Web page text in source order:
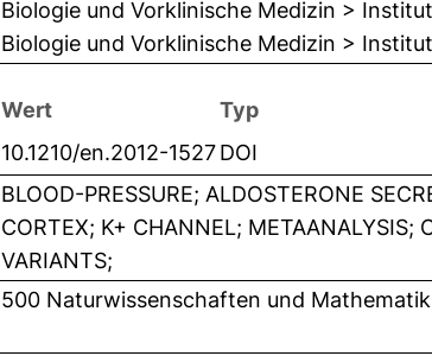
Biologie und Vorklinische Medizin >
Biologie und Vorklinische Medizin >
Wert
Typ
10.1210/en.2012-1527DOI
BLOOD-PRESSURE; ALDOSTERONE
CORTEX; K+ CHANNEL; METAANALYSIS;
VARIANTS;
500 Naturwissenschaften und